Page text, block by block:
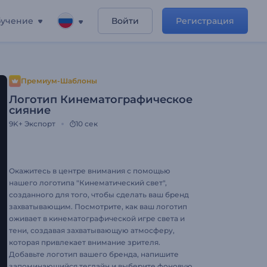
Войти Регистрация
Премиум-Шаблоны
Логотип Кинематографическое
сияние
9K+ Экспорт 10 сек
Окажитесь в центре внимания с помощью
нашего логотипа "Кинематический свет",
созданного для того, чтобы сделать ваш бренд
захватывающим. Посмотрите, как ваш логотип
оживает в кинематографической игре света и
тени, создавая захватывающую атмосферу,
которая привлекает внимание зрителя.
Добавьте логотип вашего бренда, напишите